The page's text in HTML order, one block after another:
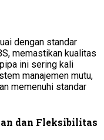
dengan standar
memastikan kualitas
ini sering kali
manajemen mutu,
memenuhi standar
dan Fleksibilitas